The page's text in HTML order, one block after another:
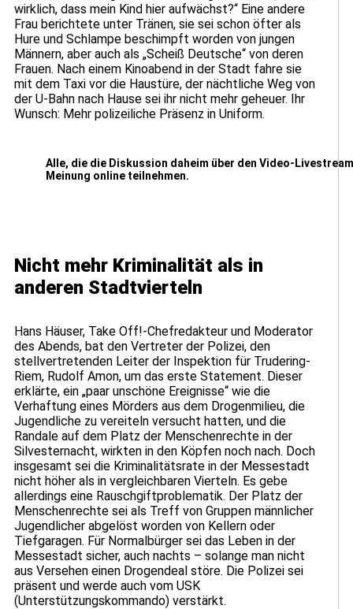
wirklich, dass mein Kind hier aufwächst?“ Eine andere
Frau berichtete unter Tränen, sie sei schon öfter als
Hure und Schlampe beschimpft worden von jungen
Männern, aber auch als „Scheiß Deutsche“ von deren
Frauen. Nach einem Kinoabend in der Stadt fahre sie
mit dem Taxi vor die Haustüre, der nächtliche Weg von
der U-Bahn nach Hause sei ihr nicht mehr geheuer. Ihr
Wunsch: Mehr polizeiliche Präsenz in Uniform.
Alle, die die Diskussion daheim über den Video-
Meinung online teilnehmen.
Nicht mehr Kriminalität als in
anderen Stadtvierteln
Hans Häuser, Take Off!-Chefredakteur und Moderator
des Abends, bat den Vertreter der Polizei, den
stellvertretenden Leiter der Inspektion für Trudering-
Riem, Rudolf Amon, um das erste Statement. Dieser
erklärte, ein „paar unschöne Ereignisse“ wie die
Verhaftung eines Mörders aus dem Drogenmilieu, die
Jugendliche zu vereiteln versucht hatten, und die
Randale auf dem Platz der Menschenrechte in der
Silvesternacht, wirkten in den Köpfen noch nach. Doch
insgesamt sei die Kriminalitätsrate in der Messestadt
nicht höher als in vergleichbaren Vierteln. Es gebe
allerdings eine Rauschgiftproblematik. Der Platz der
Menschenrechte sei als Treff von Gruppen männlicher
Jugendlicher abgelöst worden von Kellern oder
Tiefgaragen. Für Normalbürger sei das Leben in der
Messestadt sicher, auch nachts – solange man nicht
aus Versehen einen Drogendeal störe. Die Polizei sei
präsent und werde auch vom USK
(Unterstützungskommando) verstärkt.